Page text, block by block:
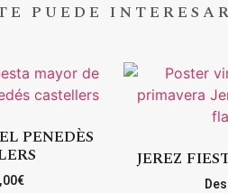
PUEDE INTERESAR
PENEDÈS
€
JEREZ